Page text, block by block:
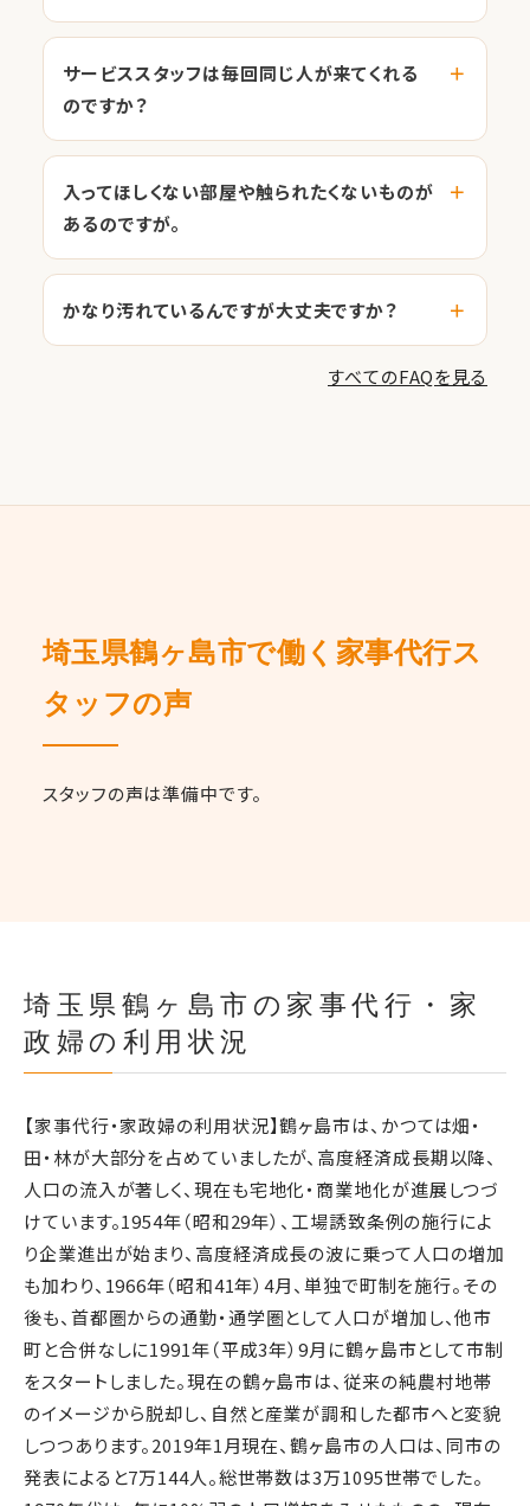
サービススタッフは毎回同じ人が来てくれる
のですか？
入ってほしくない部屋や触られたくないものが
あるのですが。
かなり汚れているんですが大丈夫ですか？
すべてのFAQを見る
埼玉県鶴ヶ島市で働く家事代行ス
タッフの声
スタッフの声は準備中です。
埼玉県鶴ヶ島市の家事代行・家
政婦の利用状況
【家事代行・家政婦の利用状況】鶴ヶ島市は、かつては畑・
田・林が大部分を占めていましたが、高度経済成長期以降、
人口の流入が著しく、現在も宅地化・商業地化が進展しつづ
けています。1954年（昭和29年）、工場誘致条例の施行によ
り企業進出が始まり、高度経済成長の波に乗って人口の増加
も加わり、1966年（昭和41年）4月、単独で町制を施行。その
後も、首都圏からの通勤・通学圏として人口が増加し、他市
町と合併なしに1991年（平成3年）9月に鶴ヶ島市として市制
をスタートしました。現在の鶴ヶ島市は、従来の純農村地帯
のイメージから脱却し、自然と産業が調和した都市へと変貌
しつつあります。2019年1月現在、鶴ヶ島市の人口は、同市の
発表によると7万144人。総世帯数は3万1095世帯でした。